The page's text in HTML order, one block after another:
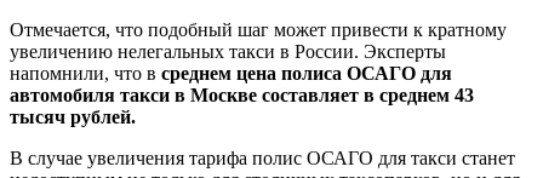
Отмечается, что подобный шаг может привести к кратному
увеличению нелегальных такси в России. Эксперты
напомнили, что в среднем цена полиса ОСАГО для
автомобиля такси в Москве составляет в среднем 43
тысяч рублей.
В случае увеличения тарифа полис ОСАГО для такси станет